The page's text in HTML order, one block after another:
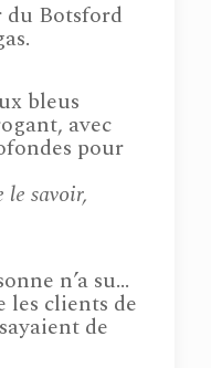
du Botsford
bleus
avec
pour
le savoir,
n’a su…
clients de
de